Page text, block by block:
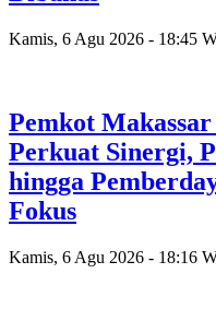
Kamis, 6 Agu 2026 - 18:45
Pemkot
Perkuat Sinergi,
hingga
Fokus
Kamis, 6 Agu 2026 - 18:16